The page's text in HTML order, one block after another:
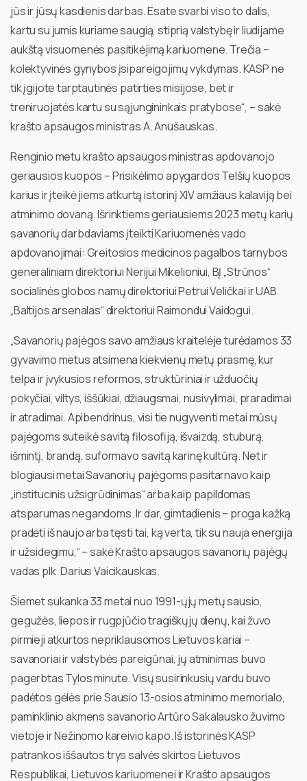
jūs ir jūsų kasdienis darbas. Esate svarbi viso to dalis,
kartu su jumis kuriame saugią, stiprią valstybę ir liudijame
aukštą visuomenės pasitikėjimą kariuomene. Trečia –
kolektyvinės gynybos įsipareigojimų vykdymas. KASP ne
tik įgijote tarptautinės patirties misijose, bet ir
treniruojatės kartu su sąjungininkais pratybose“, – sakė
krašto apsaugos ministras A. Anušauskas.
Renginio metu krašto apsaugos ministras apdovanojo
geriausios kuopos – Prisikėlimo apygardos Telšių kuopos
karius ir įteikė jiems atkurtą istorinį XIV amžiaus kalaviją bei
atminimo dovaną. Išrinktiems geriausiems 2023 metų karių
savanorių darbdaviams įteikti Kariuomenės vado
apdovanojimai: Greitosios medicinos pagalbos tarnybos
generaliniam direktoriui Nerijui Mikelioniui, BĮ „Strūnos“
socialinės globos namų direktoriui Petrui Veličkai ir UAB
„Baltijos arsenalas“ direktoriui Raimondui Vaidogui.
„Savanorių pajėgos savo amžiaus kraitelėje turėdamos 33
gyvavimo metus atsimena kiekvienų metų prasmę, kur
telpa ir įvykusios reformos, struktūriniai ir užduočių
pokyčiai, viltys, iššūkiai, džiaugsmai, nusivylimai, praradimai
ir atradimai. Apibendrinus, visi tie nugyventi metai mūsų
pajėgoms suteikė savitą filosofiją, išvaizdą, stuburą,
išmintį, brandą, suformavo savitą karinę kultūrą. Net ir
blogiausi metai Savanorių pajėgoms pasitarnavo kaip
„institucinis užsigrūdinimas“ arba kaip papildomas
atsparumas negandoms. Ir dar, gimtadienis – proga kažką
pradėti iš naujo arba tęsti tai, ką verta, tik su nauja energija
ir užsidegimu,“ – sakė Krašto apsaugos savanorių pajėgų
vadas plk. Darius Vaicikauskas.
Šiemet sukanka 33 metai nuo 1991-ųjų metų sausio,
gegužės, liepos ir rugpjūčio tragiškųjų dienų, kai žuvo
pirmieji atkurtos nepriklausomos Lietuvos kariai –
savanoriai ir valstybės pareigūnai, jų atminimas buvo
pagerbtas Tylos minute. Visų susirinkusių vardu buvo
padėtos gėlės prie Sausio 13-osios atminimo memorialo,
paminklinio akmens savanorio Artūro Sakalausko žuvimo
vietoje ir Nežinomo kareivio kapo. Iš istorinės KASP
patrankos iššautos trys salvės skirtos Lietuvos
Respublikai, Lietuvos kariuomenei ir Krašto apsaugos